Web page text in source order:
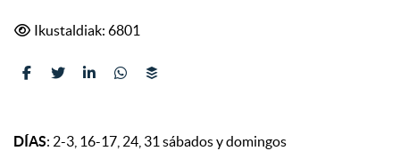
Ikustaldiak: 6801
DÍAS: 2-3, 16-17, 24, 31 sábados y domingos